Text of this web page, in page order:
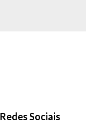
Redes Sociais